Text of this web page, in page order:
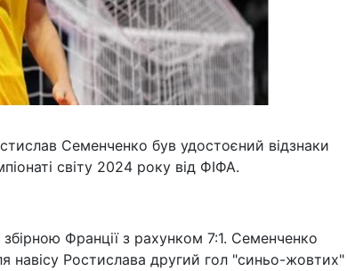
Семенченко був удостоєний відзнаки
світу 2024 року від ФІФА.
Франції з рахунком 7:1. Семенченко
Ростислава другий гол "синьо-жовтих"